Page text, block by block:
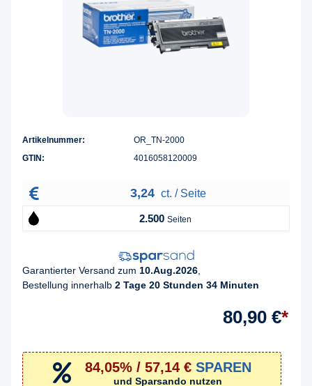
Artikelnummer:
OR_TN-2000
GTIN:
4016058120009
3,24 ct. / Seite
2.500 Seiten
Garantierter Versand zum 10.Aug.2026
Bestellung innerhalb 2 Tage 20 Stunden 34 Minuten
80,90 €*
84,05% / 57,14 € SPAREN
und Sparsando nutzen